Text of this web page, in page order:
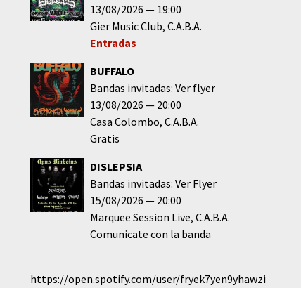
13/08/2026
19:00
Gier Music Club C.A.B.A.
Entradas
BUFFALO
Bandas invitadas: Ver flyer
13/08/2026
20:00
Casa Colombo C.A.B.A.
Gratis
DISLEPSIA
Bandas invitadas: Ver Flyer
15/08/2026
20:00
Marquee Session Live C.A.B.A.
Comunicate con la banda
https://open.spotify.com/user/fryek7yen9yhawzi